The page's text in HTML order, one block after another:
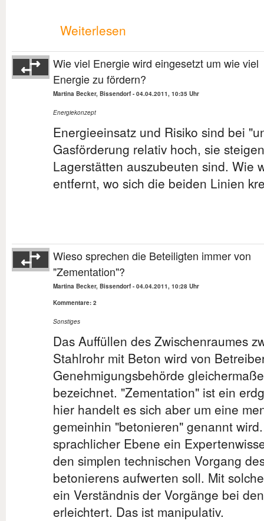
Weiterlesen
Wie viel Energie wird eingesetzt um wie viel
Energie zu fördern?
Martina Becker, Bissendorf - 04.04.2011, 10:35 Uhr
Energiekonzept
Energieeinsatz und Risiko sind bei
Gasförderung relativ hoch, sie
Lagerstätten auszubeuten sind. Wie
entfernt, wo sich die beiden Linien
Wieso sprechen die Beteiligten immer von
"Zementation"?
Martina Becker, Bissendorf - 04.04.2011, 10:28 Uhr
Kommentare: 2
Sonstiges
Das Auffüllen des Zwischenraumes
Stahlrohr mit Beton wird von
Genehmigungsbehörde
bezeichnet. "Zementation" ist ein
hier handelt es sich aber um eine
gemeinhin "betonieren" genannt
sprachlicher Ebene ein
den simplen technischen Vorgang
betonierens aufwerten soll. Mit
ein Verständnis der Vorgänge bei
erleichtert. Das ist manipulativ.